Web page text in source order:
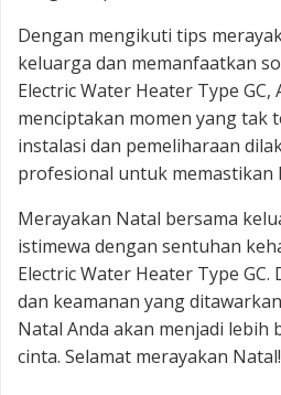
Dengan mengikuti tips
keluarga dan memanfaatkan
Electric Water Heater Type GC,
menciptakan momen yang tak
instalasi dan pemeliharaan
profesional untuk memastikan
Merayakan Natal bersama
istimewa dengan sentuhan
Electric Water Heater Type
dan keamanan yang
Natal Anda akan menjadi lebih
cinta. Selamat merayakan Natal!